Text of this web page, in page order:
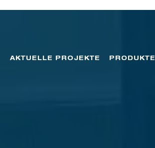
AKTUELLE PROJEKTE PRODUKTE